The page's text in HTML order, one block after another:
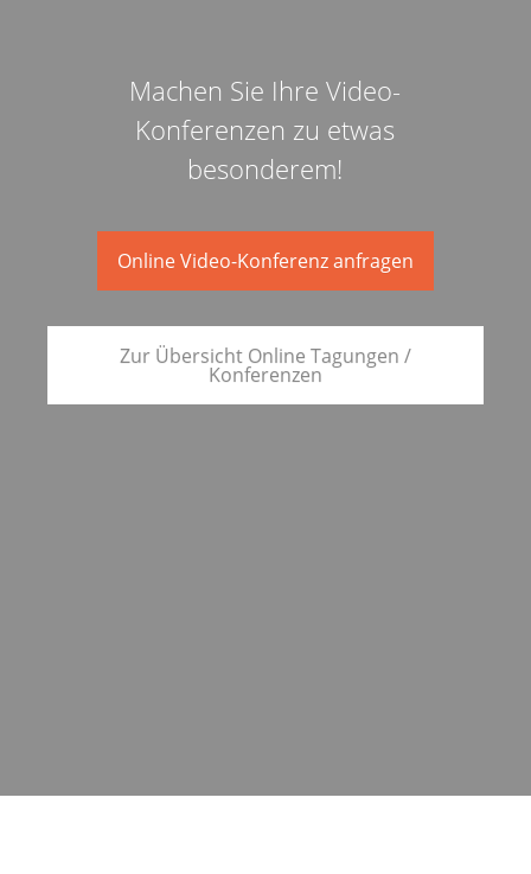
Machen Sie Ihre Video-
Konferenzen zu etwas
besonderem!
Online Video-Konferenz anfragen
Zur Übersicht Online Tagungen /
Konferenzen